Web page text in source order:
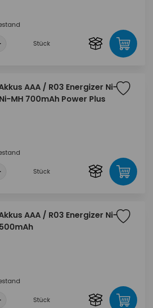
Stück
AAA / R03 Energizer Ni-
MH 700mAh Power Plus
Stück
AAA / R03 Energizer Ni-
Stück